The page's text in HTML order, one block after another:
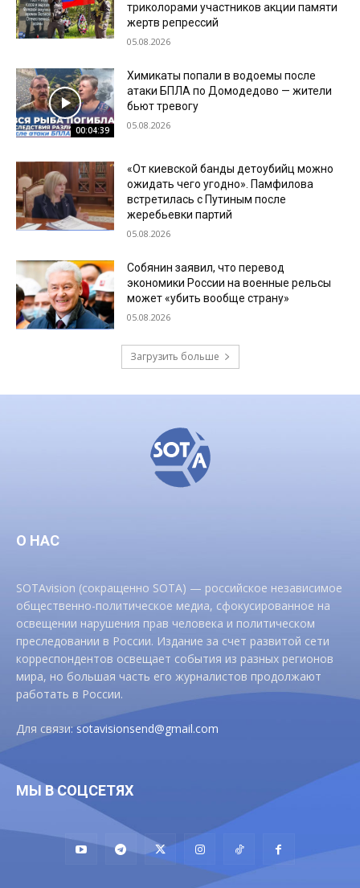
триколорами участников акции памяти
жертв репрессий
05.08.2026
00:04:39
Химикаты попали в водоемы после
атаки БПЛА по Домодедово — жители
бьют тревогу
05.08.2026
«От киевской банды детоубийц можно
ожидать чего угодно». Памфилова
встретилась с Путиным после
жеребьевки партий
05.08.2026
Собянин заявил, что перевод
экономики России на военные рельсы
может «убить вообще страну»
05.08.2026
Загрузить больше
О НАС
SOTAvision (сокращенно SOTA) — российское независимое
общественно-политическое медиа, сфокусированное на
освещении нарушения прав человека и политическом
преследовании в России. Издание за счет развитой сети
корреспондентов освещает события из разных регионов
мира, но большая часть его журналистов продолжают
работать в России.
Для связи:sotavisionsend@gmail.com
МЫ В СОЦСЕТЯХ